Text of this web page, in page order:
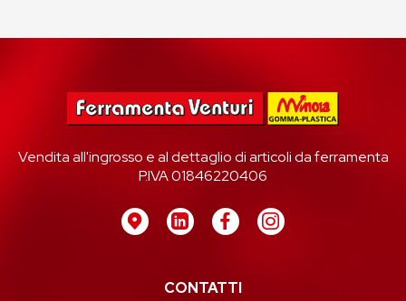
Vendita all'ingrosso e al dettaglio di articoli da ferramenta
P.IVA 01846220406
CONTATTI